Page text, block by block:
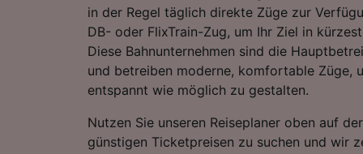
in der Regel täglich direkte Züge zur
DB- oder FlixTrain-Zug, um Ihr Ziel in
Diese Bahnunternehmen sind die
und betreiben moderne, komfortable Züge,
entspannt wie möglich zu gestalten.
Nutzen Sie unseren Reiseplaner oben auf
günstigen Ticketpreisen zu suchen und wir